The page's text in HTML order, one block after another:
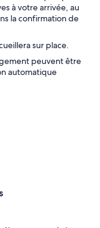
à votre arrivée, au
la confirmation de
sur place.
peuvent être
automatique